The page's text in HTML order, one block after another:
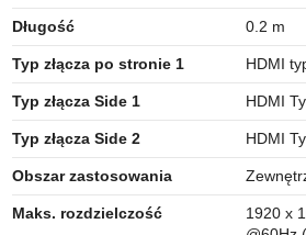
Długość 0.2 m
Typ złącza po stronie 1 HDMI
Typ złącza Side 1 HDMI
Typ złącza Side 2 HDMI
Obszar zastosowania
Maks. rozdzielczość
1920 x